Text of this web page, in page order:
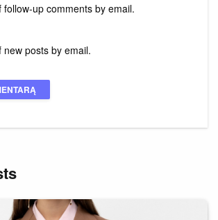
follow-up comments by email.
new posts by email.